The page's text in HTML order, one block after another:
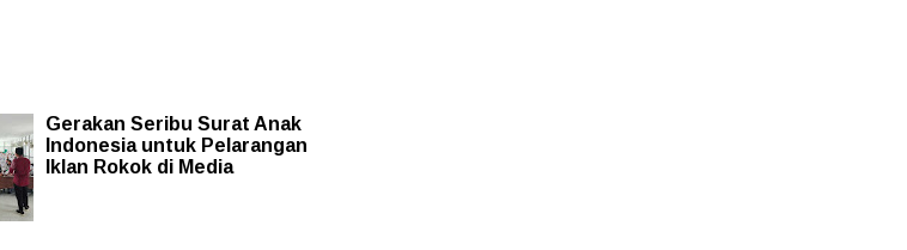
Gerakan Seribu Surat Anak
Indonesia untuk Pelarangan
Iklan Rokok di Media